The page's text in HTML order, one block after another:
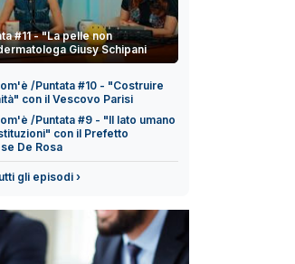
#11 - "La pelle non
Giusy Schipani
/Puntata #10 - "Costruire
con il Vescovo Parisi
/Puntata #9 - "Il lato umano
con il Prefetto
De Rosa
gli episodi ›